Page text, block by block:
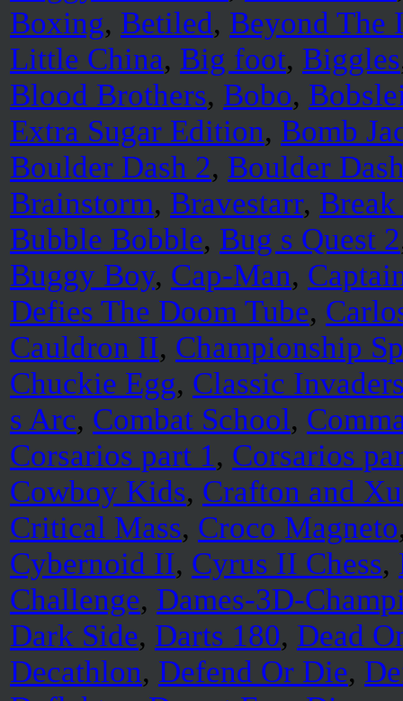
Boxing, Betiled, Beyond The
Little China, Big foot, Biggles
Blood Brothers, Bobo,
Extra Sugar Edition, Bomb
Boulder Dash 2, Boulder
Brainstorm, Bravestarr,
Bubble Bobble, Bug s Quest 2
Buggy Boy, Cap-Man,
Defies The Doom Tube,
Cauldron II, Championship
Chuckie Egg, Classic
s Arc, Combat School,
Corsarios part 1, Corsarios
Cowboy Kids, Crafton and
Critical Mass, Croco Magneto
Cybernoid II, Cyrus II Chess,
Challenge, Dames-3D-
Dark Side, Darts 180, Dead
Decathlon, Defend Or Die,